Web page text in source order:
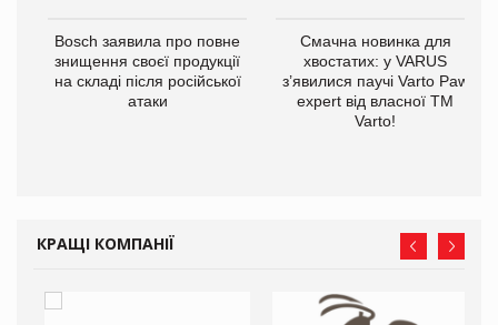
Bosch заявила про повне
знищення своєї продукції
на складі після російської
атаки
Смачна новинка для
хвостатих: у VARUS
з’явилися паучі Varto Paw
expert від власної ТМ
Varto!
КРАЩІ КОМПАНІЇ